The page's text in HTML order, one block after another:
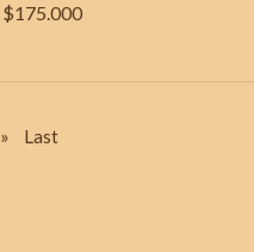
$175.000
» Last